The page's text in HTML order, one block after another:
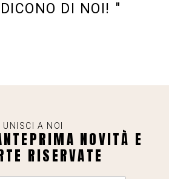
DI NOI! "
UNISCI A NOI
NOVITÀ E
RISERVATE